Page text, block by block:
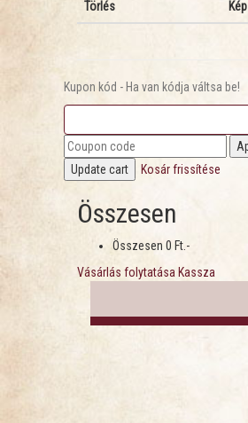
Törlés Kép
Kupon kód - Ha van kódja váltsa be!
Kosár frissítése
Összesen
Összesen 0 Ft.-
Vásárlás folytatása Kassza